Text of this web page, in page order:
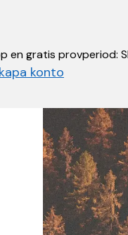
en gratis provperiod:
konto